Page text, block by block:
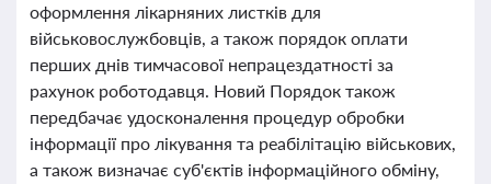
оформлення лікарняних листків для
військовослужбовців, а також порядок оплати
перших днів тимчасової непрацездатності за
рахунок роботодавця. Новий Порядок також
передбачає удосконалення процедур обробки
інформації про лікування та реабілітацію військових,
а також визначає суб'єктів інформаційного обміну,